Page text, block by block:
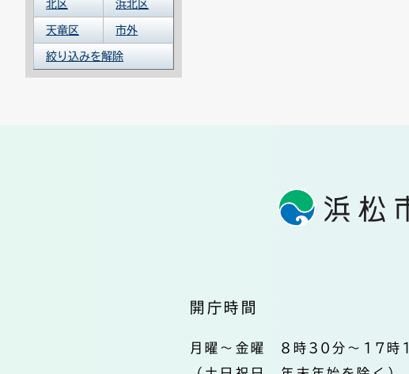
北区 浜北区
天竜区 市外
絞り込みを解除
開庁時間
月曜～金曜 8時30分～17時